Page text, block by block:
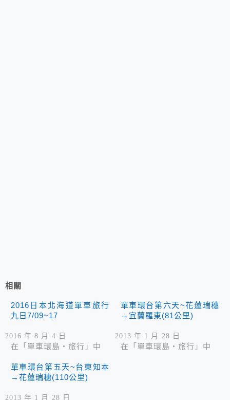
相關
2016日本北海道單車旅行
九日7/09~17
2016 年 8 月 4 日
在「單車環島‧旅行」中
單車環台第六天~花蓮瑞穗
→宜蘭羅東(81公里)
2013 年 1 月 28 日
在「單車環島‧旅行」中
單車環台第五天~台東知本
→花蓮瑞穗(110公里)
2013 年 1 月 28 日